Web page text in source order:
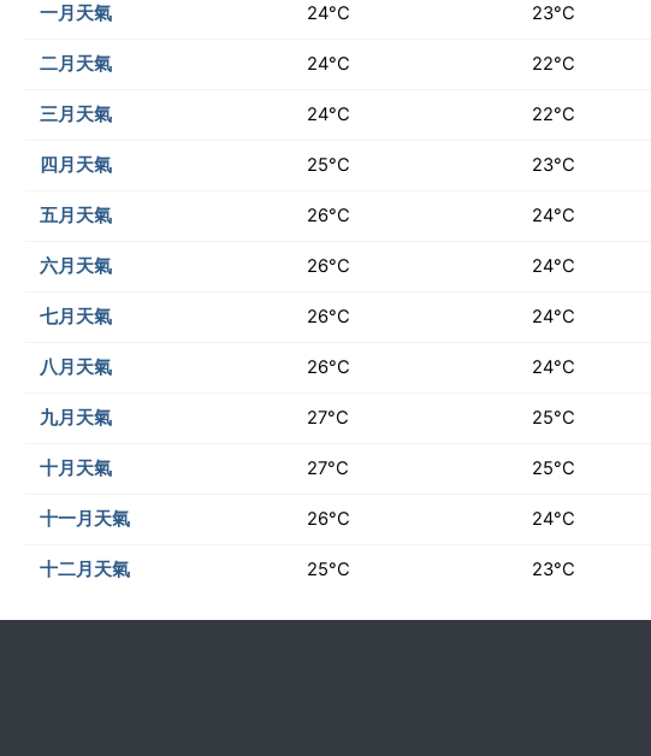
一月天氣 24°C 23°C
二月天氣 24°C 22°C
三月天氣 24°C 22°C
四月天氣 25°C 23°C
五月天氣 26°C 24°C
六月天氣 26°C 24°C
七月天氣 26°C 24°C
八月天氣 26°C 24°C
九月天氣 27°C 25°C
十月天氣 27°C 25°C
十一月天氣 26°C 24°C
十二月天氣 25°C 23°C